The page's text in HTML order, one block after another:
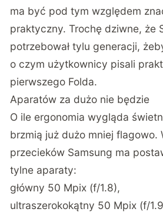
ma być pod tym względem
praktyczny. Trochę dziwne, że
potrzebował tylu generacji,
o czym użytkownicy pisali
pierwszego Folda.
Aparatów za dużo nie będzie
O ile ergonomia wygląda
brzmią już dużo mniej flagowo.
przecieków Samsung ma
tylne aparaty:
główny 50 Mpix (f/1.8),
ultraszerokokątny 50 Mpix (f/